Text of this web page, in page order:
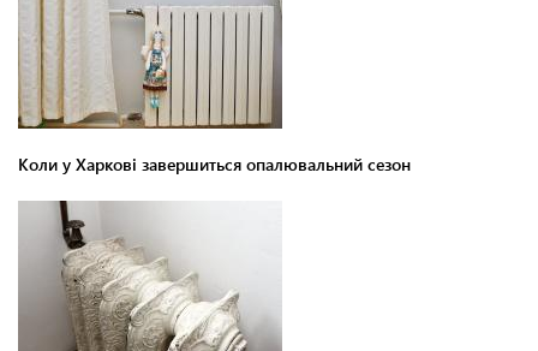
Коли у Харкові завершиться опалювальний сезон